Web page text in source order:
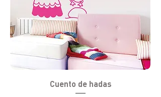
Cuento de hadas